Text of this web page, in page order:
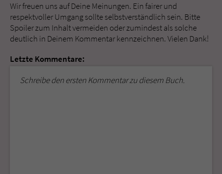
Wir freuen uns auf Deine Meinungen. Ein fairer und
respektvoller Umgang sollte selbstverständlich sein. Bitte
Spoiler zum Inhalt vermeiden oder zumindest als solche
deutlich in Deinem Kommentar kennzeichnen. Vielen Dank!
Letzte Kommentare:
Schreibe den ersten Kommentar zu diesem Buch.